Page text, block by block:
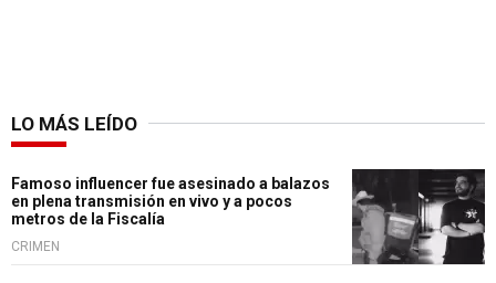
LO MÁS LEÍDO
Famoso influencer fue asesinado a balazos
en plena transmisión en vivo y a pocos
metros de la Fiscalía
CRIMEN